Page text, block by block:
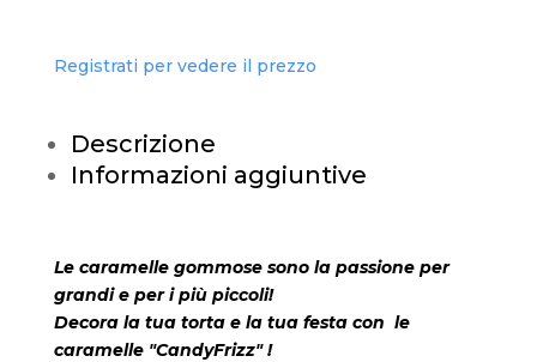
Registrati per vedere il prezzo
Descrizione
Informazioni aggiuntive
Le caramelle gommose sono la passione per
grandi e per i più piccoli!
Decora la tua torta e la tua festa con le
caramelle "CandyFrizz" !